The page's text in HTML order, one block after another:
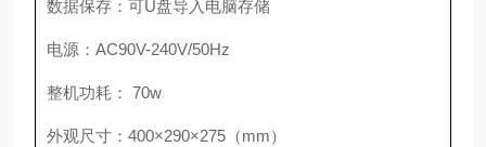
数据保存：可U盘导入电脑存储
电源： AC90V-240V/50Hz
整机功耗： 70w
外观尺寸： 400×290×275 （mm）